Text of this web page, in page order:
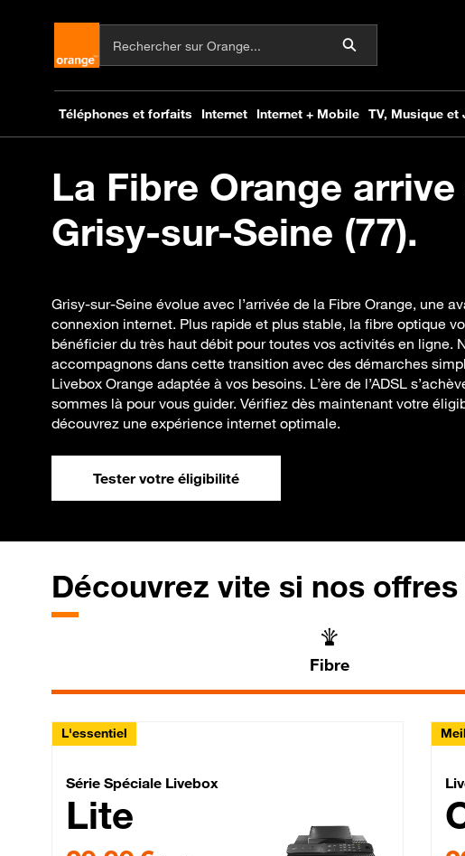
La Fibre Orange arrive
Grisy-sur-Seine (77).
Grisy-sur-Seine évolue avec l’arrivée de la Fibre Orange, une
connexion internet. Plus rapide et plus stable, la fibre optique
bénéficier du très haut débit pour toutes vos activités en ligne.
accompagnons dans cette transition avec des démarches
Livebox Orange adaptée à vos besoins. L’ère de l’ADSL
sommes là pour vous guider. Vérifiez dès maintenant votre
découvrez une expérience internet optimale.
Tester votre éligibilité
Découvrez vite si nos
Fibre
L'essentiel
Série Spéciale Livebox Lite
Série Spéciale Livebox
Lite
29,99 € par mois , Engagement 12 mois